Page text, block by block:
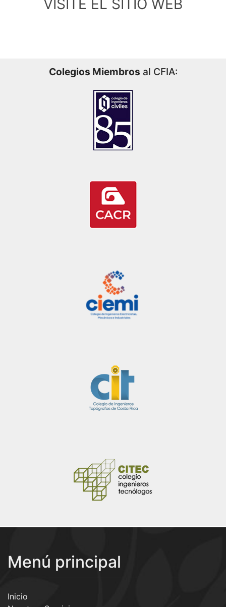
VISITE EL SITIO WEB
Colegios Miembros al CFIA:
Menú principal
Inicio